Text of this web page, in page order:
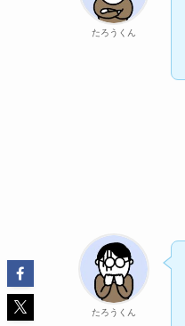
たろうくん
たろうくん